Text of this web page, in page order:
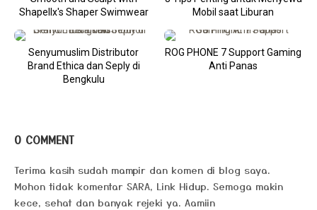
Shapellx's Shaper Swimwear
Mobil saat Liburan
Senyumuslim Distributor
Brand Ethica dan Seply di
Bengkulu
ROG PHONE 7 Support Gaming
Anti Panas
0 COMMENT
Terima kasih sudah mampir dan komen di blog saya.
Mohon tidak komentar SARA, Link Hidup. Semoga makin
kece, sehat dan banyak rejeki ya. Aamiin